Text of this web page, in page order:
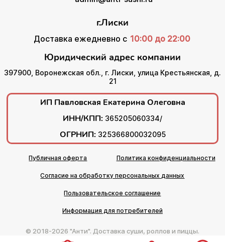
г.Лиски
Доставка ежедневно с 10:00 до 22:00
Юридический адрес компании
397900, Воронежская обл., г. Лиски, улица Крестьянская, д.
21
ИП Павловская Екатерина Олеговна
ИНН/КПП: 365205060334/
ОГРНИП: 325366800032095
Публичная оферта Политика конфиденциальности
Согласие на обработку персональных данных
Пользовательское соглашение
Информация для потребителей
© 2018-2026 "Анти". Доставка суши, роллов и пиццы.